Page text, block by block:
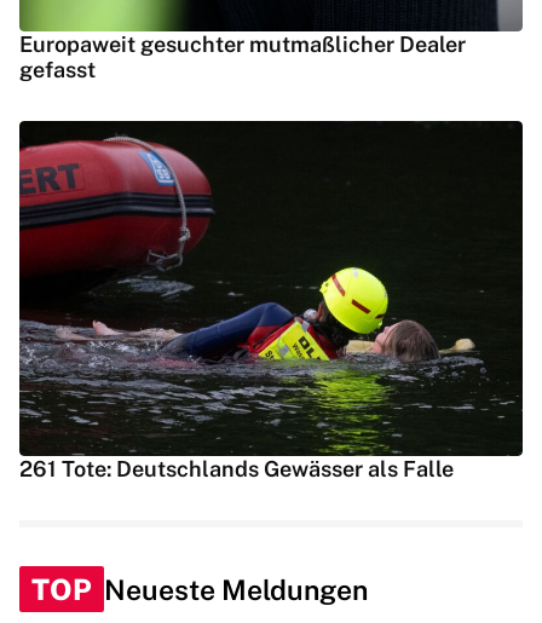
Europaweit gesuchter mutmaßlicher Dealer
gefasst
261 Tote: Deutschlands Gewässer als Falle
TOP Neueste Meldungen